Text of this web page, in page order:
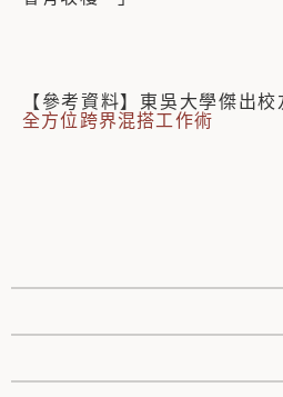
【參考資料】東吳大學傑出
全方位跨界混搭工作術